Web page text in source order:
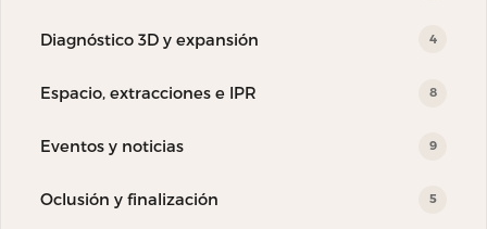
Diagnóstico 3D y expansión 4
Espacio, extracciones e IPR 8
Eventos y noticias 9
Oclusión y finalización 5